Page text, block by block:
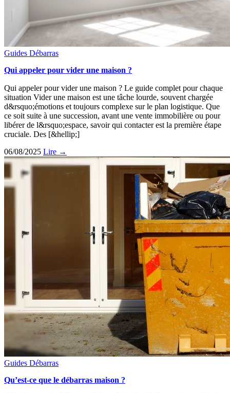
Guides Débarras
Qui appeler pour vider une maison ?
Qui appeler pour vider une maison ? Le guide complet pour chaque
situation Vider une maison est une tâche lourde, souvent chargée
d&rsquo;émotions et toujours complexe sur le plan logistique. Que
ce soit suite à une succession, avant une vente immobilière ou pour
libérer de l&rsquo;espace, savoir qui contacter est la première étape
cruciale. Des [&hellip;]
06/08/2025 Lire →
Guides Débarras
Qu’est-ce que le débarras maison ?